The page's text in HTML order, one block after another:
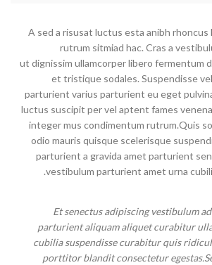
A sed a risusat luctus esta anibh
rutrum sitmiad hac. Cras a
ut dignissim ullamcorper libero fermentum
et tristique sodales. Suspendisse
parturient varius parturient eu eget
luctus suscipit per vel aptent fames
integer mus condimentum rutrum.Quis
odio mauris quisque scelerisque
parturient a gravida amet parturient
vestibulum parturient amet urna
Et senectus adipiscing vestibulum
parturient aliquam aliquet curabitur
cubilia suspendisse curabitur quis
porttitor blandit consectetur